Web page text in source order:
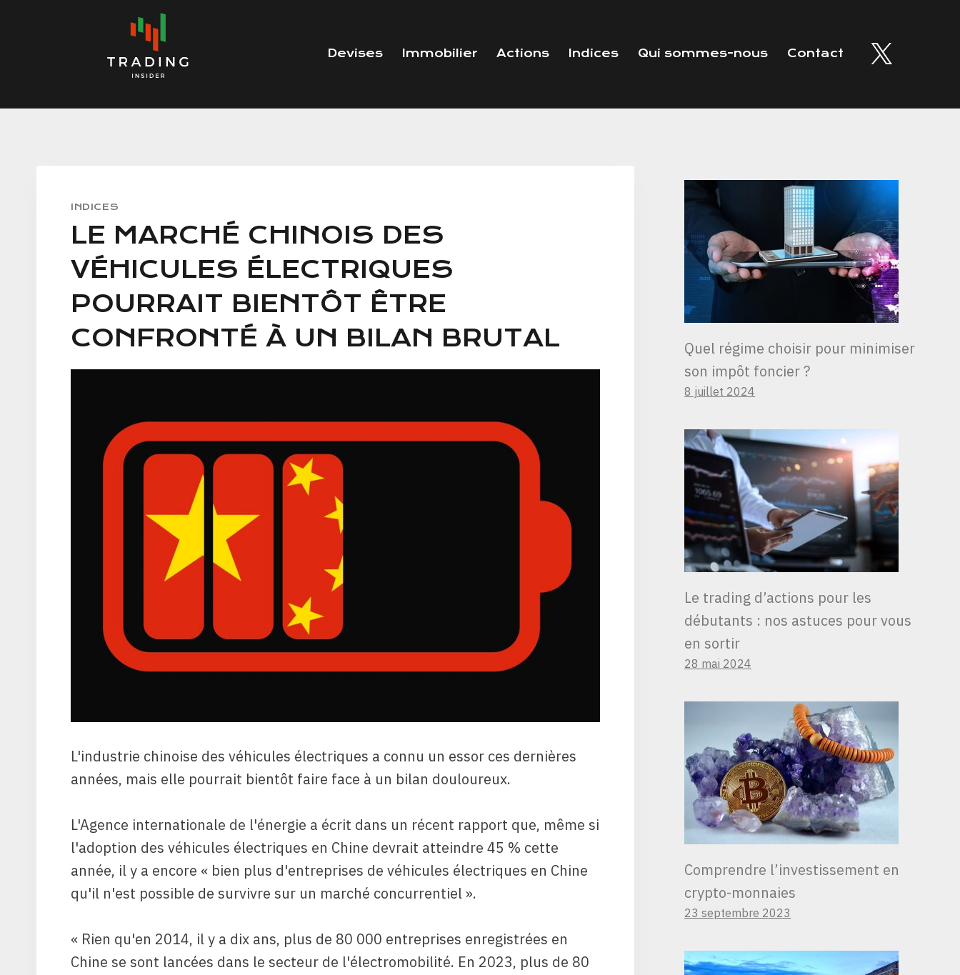
Devises Immobilier Actions Indices Qui sommes-nous Contact
INDICES
LE MARCHÉ CHINOIS DES
VÉHICULES ÉLECTRIQUES
POURRAIT BIENTÔT ÊTRE
CONFRONTÉ À UN BILAN BRUTAL
L'industrie chinoise des véhicules électriques a connu un essor ces dernières
années, mais elle pourrait bientôt faire face à un bilan douloureux.
L'Agence internationale de l'énergie a écrit dans un récent rapport que, même si
l'adoption des véhicules électriques en Chine devrait atteindre 45 % cette
année, il y a encore « bien plus d'entreprises de véhicules électriques en Chine
qu'il n'est possible de survivre sur un marché concurrentiel ».
« Rien qu'en 2014, il y a dix ans, plus de 80 000 entreprises enregistrées en
Chine se sont lancées dans le secteur de l'électromobilité. En 2023, plus de 80
Quel régime choisir pour minimiser
son impôt foncier ?
8 juillet 2024
Le trading d’actions pour les
débutants : nos astuces pour vous
en sortir
28 mai 2024
Comprendre l’investissement en
crypto-monnaies
23 septembre 2023